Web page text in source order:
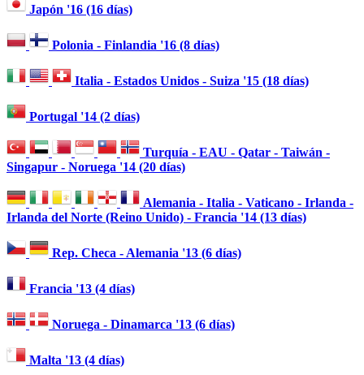
Japón '16 (16 días)
Polonia - Finlandia '16 (8 días)
Italia - Estados Unidos - Suiza '15 (18 días)
Portugal '14 (2 días)
Turquía - EAU - Qatar - Taiwán -
Singapur - Noruega '14 (20 días)
Alemania - Italia - Vaticano - Irlanda -
Irlanda del Norte (Reino Unido) - Francia '14 (13 días)
Rep. Checa - Alemania '13 (6 días)
Francia '13 (4 días)
Noruega - Dinamarca '13 (6 días)
Malta '13 (4 días)